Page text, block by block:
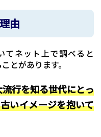
由
てネット上で調べると
とがあります。
行を知る世代にとっ
いイメージを抱いて